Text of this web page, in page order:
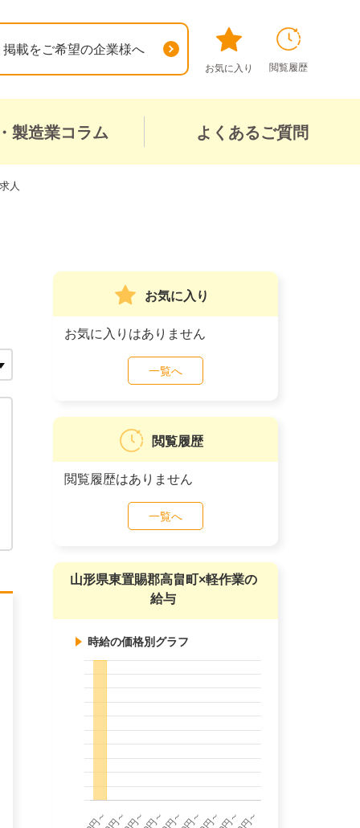
掲載をご希望の企業様へ
お気に入り 閲覧履歴
製造業コラム よくあるご質問
人
お気に入り
お気に入りはありません
一覧へ
閲覧履歴
閲覧履歴はありません
一覧へ
山形県東置賜郡高畠町×軽作業の
給与
時給の価格別グラフ